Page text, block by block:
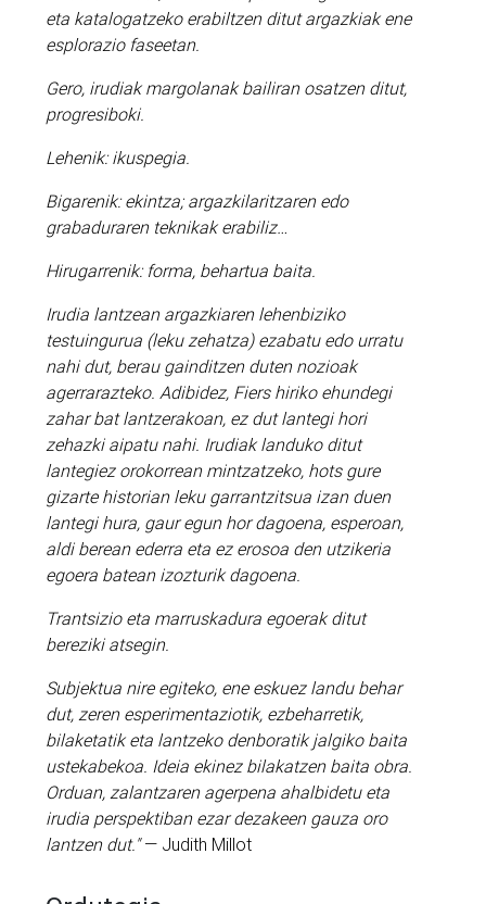
eta katalogatzeko erabiltzen ditut argazkiak ene
esplorazio faseetan.
Gero, irudiak margolanak bailiran osatzen ditut,
progresiboki.
Lehenik: ikuspegia.
Bigarenik: ekintza; argazkilaritzaren edo
grabaduraren teknikak erabiliz…
Hirugarrenik: forma, behartua baita.
Irudia lantzean argazkiaren lehenbiziko
testuingurua (leku zehatza) ezabatu edo urratu
nahi dut, berau gainditzen duten nozioak
agerrarazteko. Adibidez, Fiers hiriko ehundegi
zahar bat lantzerakoan, ez dut lantegi hori
zehazki aipatu nahi. Irudiak landuko ditut
lantegiez orokorrean mintzatzeko, hots gure
gizarte historian leku garrantzitsua izan duen
lantegi hura, gaur egun hor dagoena, esperoan,
aldi berean ederra eta ez erosoa den utzikeria
egoera batean izozturik dagoena.
Trantsizio eta marruskadura egoerak ditut
bereziki atsegin.
Subjektua nire egiteko, ene eskuez landu behar
dut, zeren esperimentaziotik, ezbeharretik,
bilaketatik eta lantzeko denboratik jalgiko baita
ustekabekoa. Ideia ekinez bilakatzen baita obra.
Orduan, zalantzaren agerpena ahalbidetu eta
irudia perspektiban ezar dezakeen gauza oro
lantzen dut."— Judith Millot